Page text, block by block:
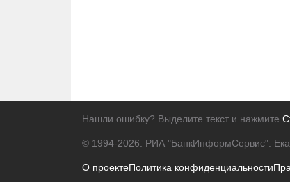
Нашли ошибку? Выделите текст и нажмите
© 1994-2026. РИА "БанкИнформСервис".
О проектеПолитика конфиденциальности